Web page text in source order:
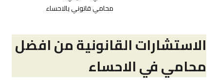
محامي قانوني بالاحساء
الاستشارات القانونية من افضل
محامي في الاحساء